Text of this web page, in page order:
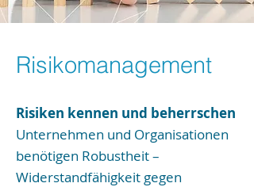
Risikomanagement
Risiken kennen und beherrschen
Unternehmen und Organisationen
benötigen Robustheit –
Widerstandfähigkeit gegen